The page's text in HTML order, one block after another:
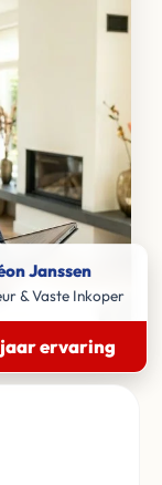
Janssen
& Vaste Inkoper
ervaring